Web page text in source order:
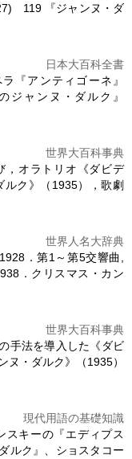
119 『ジャンヌ・ダ
日本大百科全書
『アンティゴーネ』
ジャンヌ・ダルク 』
世界大百科事典
，オラトリオ《ダビデ
ルク 》（1935），歌劇
世界人名大辞典
．第1～第5交響曲,
．クリスマス・カン
世界大百科事典
手法を導入した《ダビ
ヌ・ダルク》（1935）
現代用語の基礎知識
スキーの『エディプス
ルク』、ショスタコー